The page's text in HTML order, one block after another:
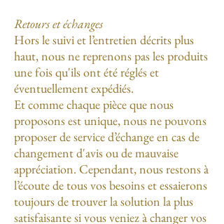
Retours et échanges
Hors le suivi et l’entretien décrits plus
haut, nous ne reprenons pas les produits
une fois qu'ils ont été réglés et
éventuellement expédiés.
Et comme chaque pièce que nous
proposons est unique, nous ne pouvons
proposer de service d’échange en cas de
changement d'avis ou de mauvaise
appréciation. Cependant, nous restons à
l’écoute de tous vos besoins et essaierons
toujours de trouver la solution la plus
satisfaisante si vous veniez à changer vos